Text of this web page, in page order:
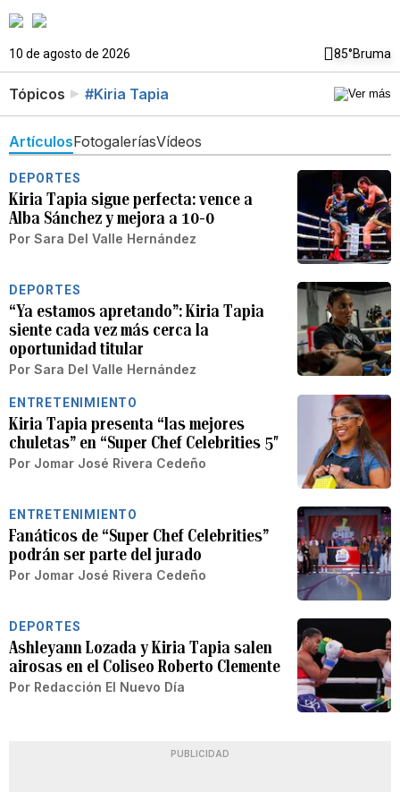
10 de agosto de 2026 85°Bruma
Tópicos #Kiria Tapia
ArtículosFotogaleríasVídeos
DEPORTES
Kiria Tapia sigue perfecta: vence a
Alba Sánchez y mejora a 10-0
Por Sara Del Valle Hernández
DEPORTES
“Ya estamos apretando”: Kiria Tapia
siente cada vez más cerca la
oportunidad titular
Por Sara Del Valle Hernández
ENTRETENIMIENTO
Kiria Tapia presenta “las mejores
chuletas” en “Super Chef Celebrities 5″
Por Jomar José Rivera Cedeño
ENTRETENIMIENTO
Fanáticos de “Super Chef Celebrities”
podrán ser parte del jurado
Por Jomar José Rivera Cedeño
DEPORTES
Ashleyann Lozada y Kiria Tapia salen
airosas en el Coliseo Roberto Clemente
Por Redacción El Nuevo Día
PUBLICIDAD